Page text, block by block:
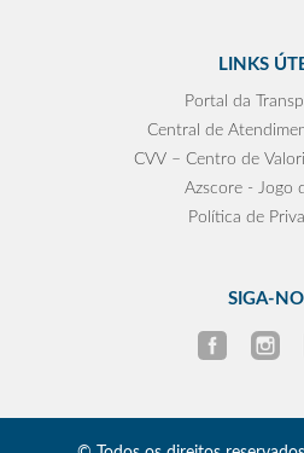
LINKS
Portal da
Central de
CVV – Centro de
Azscore - Jogo
Política de
SIGA-